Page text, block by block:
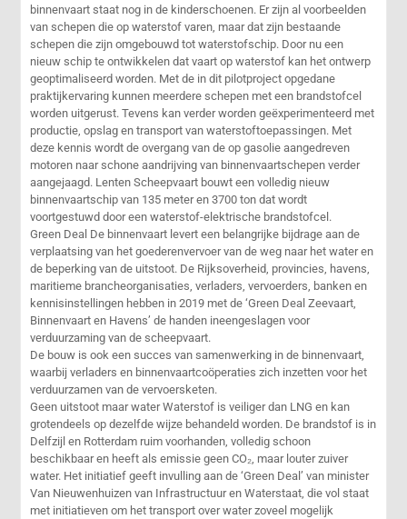
binnenvaart staat nog in de kinderschoenen. Er zijn al voorbeelden
van schepen die op waterstof varen, maar dat zijn bestaande
schepen die zijn omgebouwd tot waterstofschip. Door nu een
nieuw schip te ontwikkelen dat vaart op waterstof kan het ontwerp
geoptimaliseerd worden. Met de in dit pilotproject opgedane
praktijkervaring kunnen meerdere schepen met een brandstofcel
worden uitgerust. Tevens kan verder worden geëxperimenteerd met
productie, opslag en transport van waterstoftoepassingen. Met
deze kennis wordt de overgang van de op gasolie aangedreven
motoren naar schone aandrijving van binnenvaartschepen verder
aangejaagd. Lenten Scheepvaart bouwt een volledig nieuw
binnenvaartschip van 135 meter en 3700 ton dat wordt
voortgestuwd door een waterstof-elektrische brandstofcel.
Green Deal De binnenvaart levert een belangrijke bijdrage aan de
verplaatsing van het goederenvervoer van de weg naar het water en
de beperking van de uitstoot. De Rijksoverheid, provincies, havens,
maritieme brancheorganisaties, verladers, vervoerders, banken en
kennisinstellingen hebben in 2019 met de ‘Green Deal Zeevaart,
Binnenvaart en Havens’ de handen ineengeslagen voor
verduurzaming van de scheepvaart.
De bouw is ook een succes van samenwerking in de binnenvaart,
waarbij verladers en binnenvaartcoöperaties zich inzetten voor het
verduurzamen van de vervoersketen.
Geen uitstoot maar water Waterstof is veiliger dan LNG en kan
grotendeels op dezelfde wijze behandeld worden. De brandstof is in
Delfzijl en Rotterdam ruim voorhanden, volledig schoon
beschikbaar en heeft als emissie geen CO₂, maar louter zuiver
water. Het initiatief geeft invulling aan de ‘Green Deal’ van minister
Van Nieuwenhuizen van Infrastructuur en Waterstaat, die vol staat
met initiatieven om het transport over water zoveel mogelijk